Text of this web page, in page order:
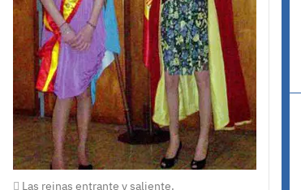
Las reinas entrante y saliente.